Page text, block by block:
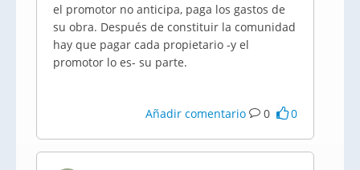
el promotor no anticipa, paga los gastos de
su obra. Después de constituir la comunidad
hay que pagar cada propietario -y el
promotor lo es- su parte.
Añadir comentario 0 0